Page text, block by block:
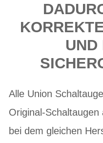
UND
Alle Union
Original-
bei dem gleichen